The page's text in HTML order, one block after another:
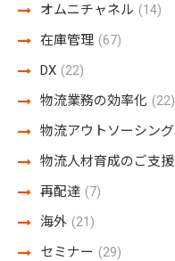
オムニチャネル (14)
在庫管理 (67)
DX (22)
物流業務の効率化 (22)
物流アウトソーシング
物流人材育成のご支援
再配達 (7)
海外 (21)
セミナー (29)